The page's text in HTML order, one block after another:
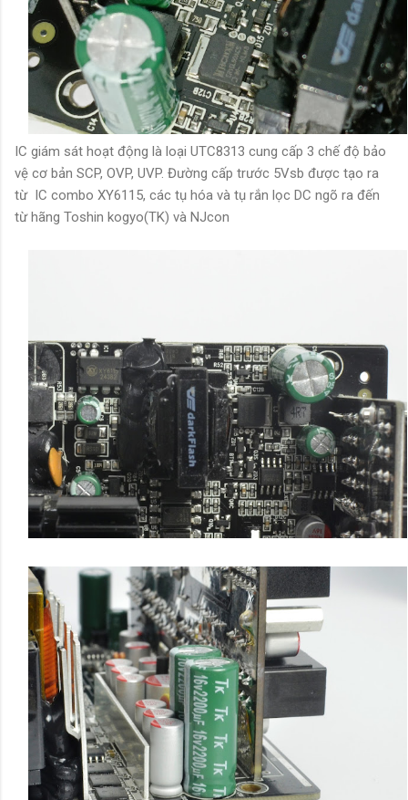
IC giám sát hoạt động là loại UTC8313 cung cấp 3 chế độ bảo
vệ cơ bản SCP, OVP, UVP. Đường cấp trước 5Vsb được tạo ra
từ IC combo XY6115, các tụ hóa và tụ rắn lọc DC ngõ ra đến
từ hãng Toshin kogyo(TK) và NJcon